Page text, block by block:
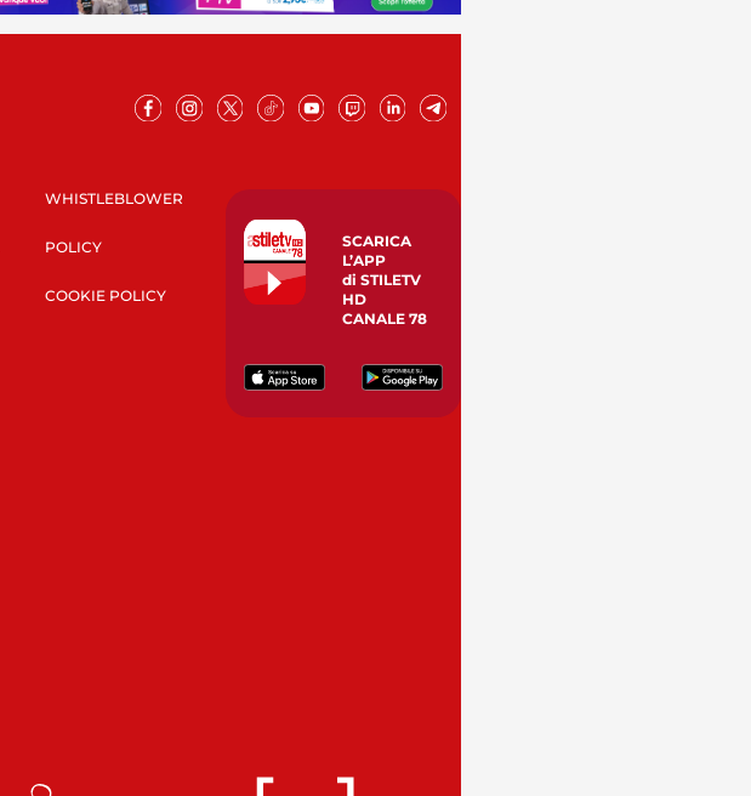
WHISTLEBLOWER
POLICY
COOKIE POLICY
SCARICA
L’APP
di STILETV
HD
CANALE 78